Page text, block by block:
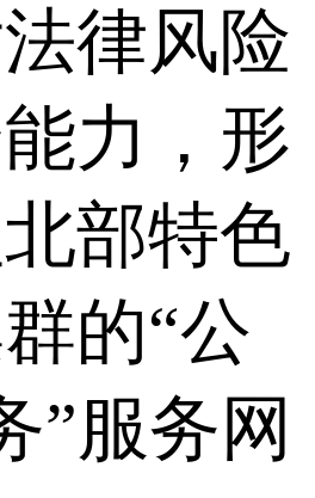
律风险
力，形
部特色
的“公
”服务网